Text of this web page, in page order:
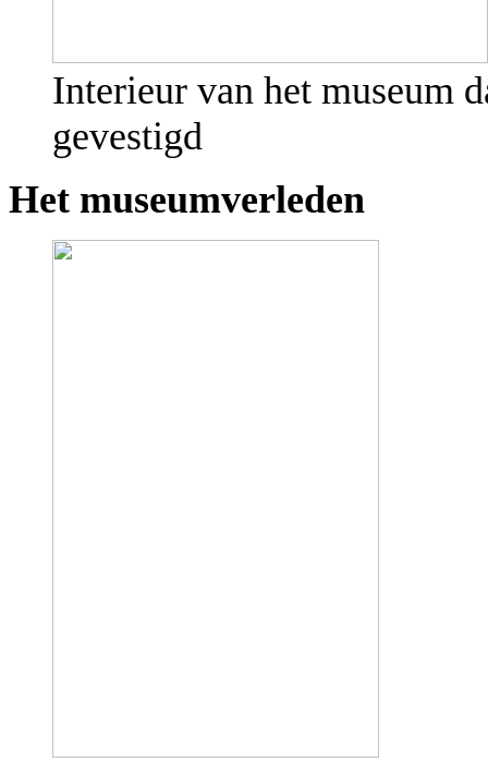
Interieur van het museum
gevestigd
Het museumverleden